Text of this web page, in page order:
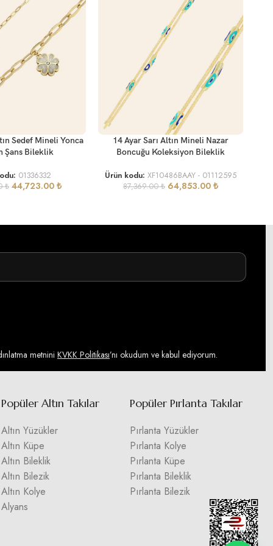
Sedef Mineli Yonca
Şans Bileklik
01336332
₺ 44,723.00 ₺
SEPETE EKLE
14 Ayar Sarı Altın Mineli Nazar
Boncuğu Koleksiyon Bileklik
Ürün kodu: XF10486BAAY - 01112595
87,369.00₺ 64,853.00 ₺
metnini KVKK Politikası’nı okudum ve kabul ediyorum.
Popüler Altın Takılar
Altın Yüzükler
Altın Küpe
Altın Bileklik
Altın Bilezik
Altın Kolye
Alyans
Popüler Pırlanta Takılar
Pırlanta Yüzükler
Pırlanta Kolye
Pırlanta Küpe
Pırlanta Bileklik
Pırlanta Bilezik